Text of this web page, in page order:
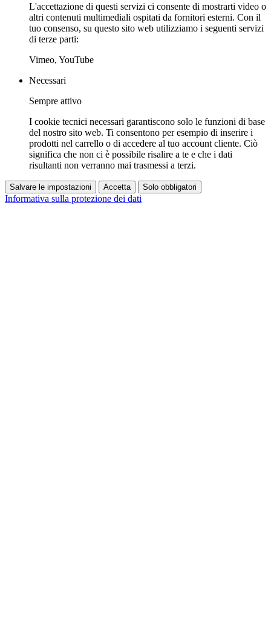
L'accettazione di questi servizi ci consente di mostrarti video o
altri contenuti multimediali ospitati da fornitori esterni. Con il
tuo consenso, su questo sito web utilizziamo i seguenti servizi
di terze parti:
Vimeo, YouTube
Necessari
Sempre attivo
I cookie tecnici necessari garantiscono solo le funzioni di base
del nostro sito web. Ti consentono per esempio di inserire i
prodotti nel carrello o di accedere al tuo account cliente. Ciò
significa che non ci è possibile risalire a te e che i dati
risultanti non verranno mai trasmessi a terzi.
Salvare le impostazioni Accetta Solo obbligatori
Informativa sulla protezione dei dati